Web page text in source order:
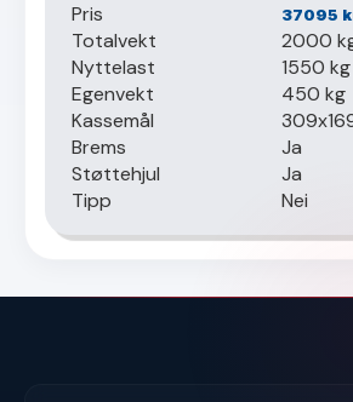
Pris 37095
Totalvekt
2000
Nyttelast
1550 kg
Egenvekt
450 kg
Kassemål
Brems
Ja
Støttehjul
Ja
Tipp
Nei